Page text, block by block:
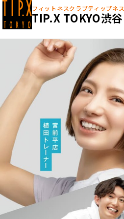
フィットネスクラブティップネス
TIP.X TOKYO渋谷